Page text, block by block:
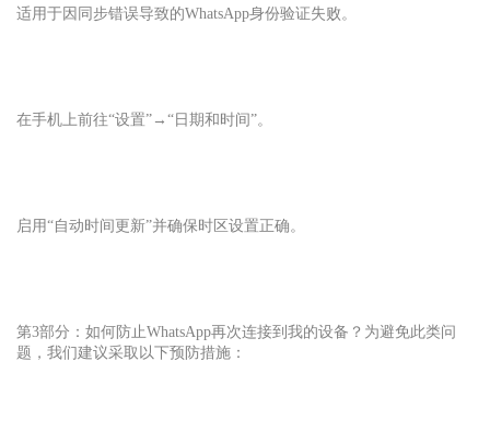
适用于因同步错误导致的WhatsApp身份验证失败。
在手机上前往“设置”→“日期和时间”。
启用“自动时间更新”并确保时区设置正确。
第3部分：如何防止WhatsApp再次连接到我的设备？为避免此类问
题，我们建议采取以下预防措施：